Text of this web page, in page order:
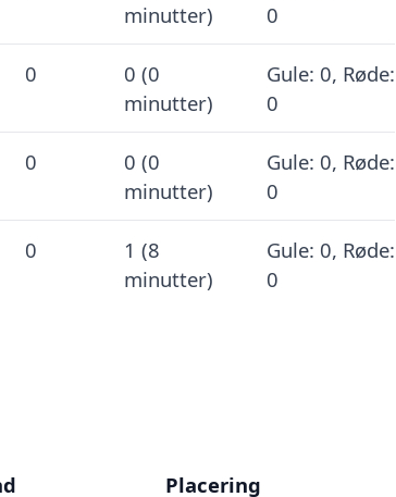
minutter)
0
0
0 (0
minutter)
Gule: 0, Røde:
0
0
0 (0
minutter)
Gule: 0, Røde:
0
0
1 (8
minutter)
Gule: 0, Røde:
0
Placering